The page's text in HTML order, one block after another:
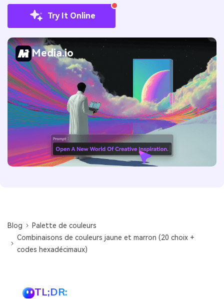
Try It Online
Media.io
Blog
Palette de couleurs
Combinaisons de couleurs jaune et marron (20 choix +
codes hexadécimaux)
TL;DR: